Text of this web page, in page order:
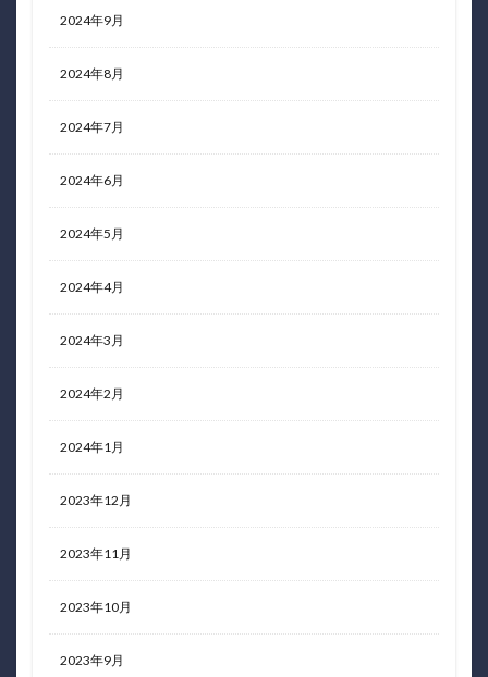
2024年9月
2024年8月
2024年7月
2024年6月
2024年5月
2024年4月
2024年3月
2024年2月
2024年1月
2023年12月
2023年11月
2023年10月
2023年9月